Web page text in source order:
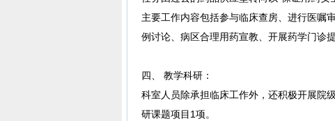
主要工作内容包括参与临床查房、进行医嘱
例讨论、病区合理用药宣教、开展药学门诊
四、 教学科研：
科室人员除承担临床工作外，还积极开展院
研课题项目1项。